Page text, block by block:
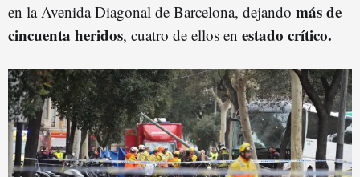
en la Avenida Diagonal de Barcelona, dejando más de
cincuenta heridos, cuatro de ellos en estado crítico.